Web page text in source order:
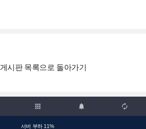
게시판 목록으로 돌아가기
apps  
서버 부하 11%